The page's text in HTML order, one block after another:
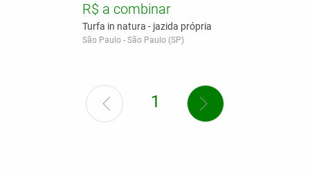
R$ a combinar
Turfa in natura - jazida própria
São Paulo - São Paulo (SP)
1